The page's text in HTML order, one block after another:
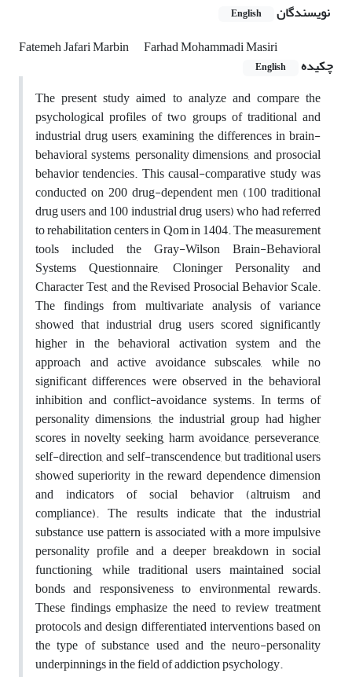
نویسندگان English
Fatemeh Jafari Marbin
Farhad Mohammadi Masiri
چکیده
English
The present study aimed to analyze and compare the
psychological profiles of two groups of traditional and
industrial drug users, examining the differences in brain-
behavioral systems, personality dimensions, and prosocial
behavior tendencies. This causal-comparative study was
conducted on 200 drug-dependent men (100 traditional
drug users and 100 industrial drug users) who had referred
to rehabilitation centers in Qom in 1404. The measurement
tools included the Gray-Wilson Brain-Behavioral
Systems Questionnaire, Cloninger Personality and
Character Test, and the Revised Prosocial Behavior Scale.
The findings from multivariate analysis of variance
showed that industrial drug users scored significantly
higher in the behavioral activation system and the
approach and active avoidance subscales, while no
significant differences were observed in the behavioral
inhibition and conflict-avoidance systems. In terms of
personality dimensions, the industrial group had higher
scores in novelty seeking, harm avoidance, perseverance,
self-direction, and self-transcendence, but traditional users
showed superiority in the reward dependence dimension
and indicators of social behavior (altruism and
compliance). The results indicate that the industrial
substance use pattern is associated with a more impulsive
personality profile and a deeper breakdown in social
functioning, while traditional users maintained social
bonds and responsiveness to environmental rewards.
These findings emphasize the need to review treatment
protocols and design differentiated interventions based on
the type of substance used and the neuro-personality
underpinnings in the field of addiction psychology.